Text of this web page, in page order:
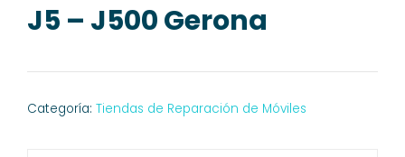
J5 – J500 Gerona
Categoría: Tiendas de Reparación de Móviles